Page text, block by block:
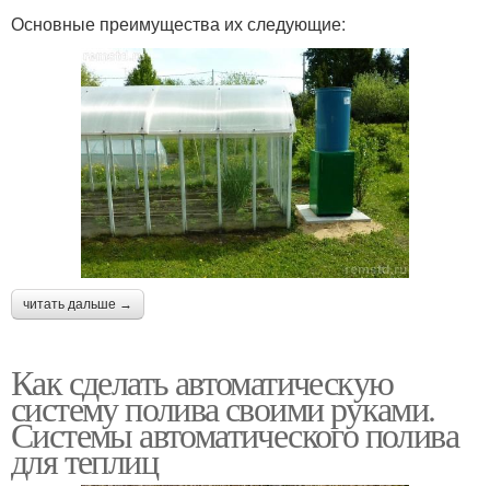
Основные преимущества их следующие:
читать дальше →
Как сделать автоматическую
систему полива своими руками.
Системы автоматического полива
для теплиц